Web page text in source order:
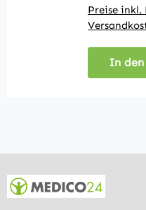
Preise inkl.
In